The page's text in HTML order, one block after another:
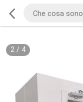
2/ 4